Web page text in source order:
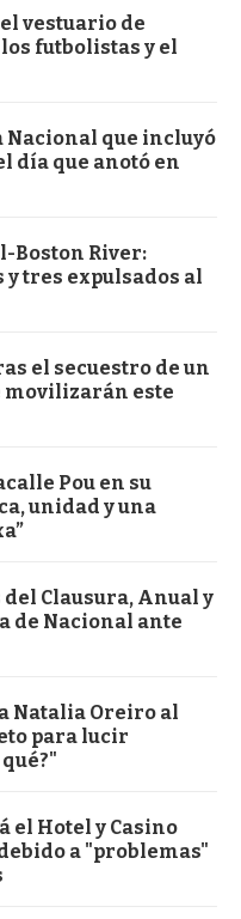
vestuario de
futbolistas y el
Nacional que incluyó
día que anotó en
Boston River:
tres expulsados al
el secuestro de un
movilizarán este
Pou en su
unidad y una
Clausura, Anual y
de Nacional ante
Natalia Oreiro al
para lucir
el Hotel y Casino
a "problemas"